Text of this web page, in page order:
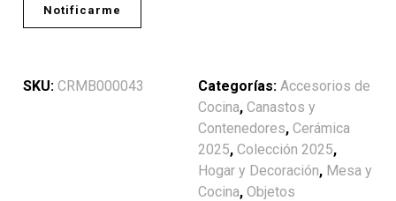
Notificarme
SKU: CRMB000043 Categorías: Accesorios de
Cocina, Canastos y
Contenedores, Cerámica
2025, Colección 2025,
Hogar y Decoración, Mesa y
Cocina, Objetos